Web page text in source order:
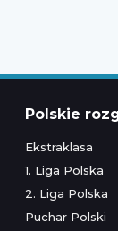
Polskie
Ekstraklasa
1. Liga Polska
2. Liga Polska
Puchar Polski